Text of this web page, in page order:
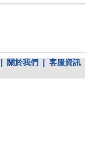
關於我們
客服資訊